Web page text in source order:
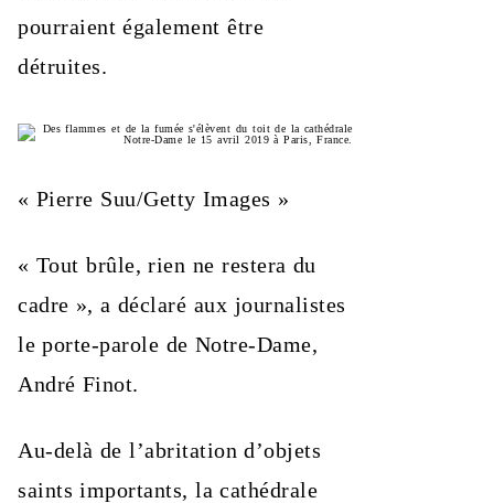
pourraient également être
détruites.
« Pierre Suu/Getty Images »
« Tout brûle, rien ne restera du
cadre », a déclaré aux journalistes
le porte-parole de Notre-Dame,
André Finot.
Au-delà de l’abritation d’objets
saints importants, la cathédrale